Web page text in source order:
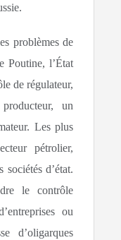
problèmes de
Poutine, l’État
de régulateur,
un
Les plus
pétrolier,
sociétés d’état.
le contrôle
ou
d’oligarques